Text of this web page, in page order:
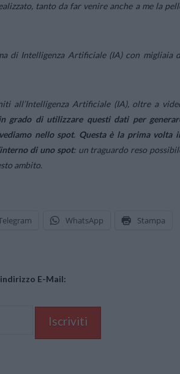
tanto da far venire anche a me la
di Intelligenza Artificiale (IA) con migliaia
all’Intelligenza Artificiale (IA), oltre a
grado di utilizzare questi dati per
nello spot. Questa è la prima volta
di uno spot: un traguardo reso
ambito.
WhatsApp Stampa
E-Mail: